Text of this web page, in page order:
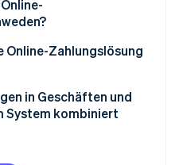
2026
(BNPL, Buy now, pay
Online-Zahlungslösung
in Geschäften und
System kombiniert
der Transaktionen